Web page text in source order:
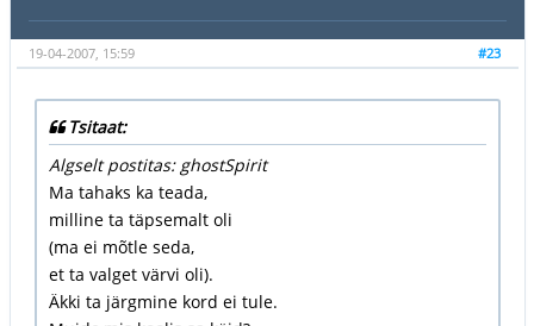
#23
19-04-2007, 15:59
Tsitaat:
Algselt postitas: ghostSpirit
Ma tahaks ka teada,
milline ta täpsemalt oli
(ma ei mõtle seda,
et ta valget värvi oli).
Äkki ta järgmine kord ei tule.